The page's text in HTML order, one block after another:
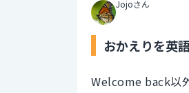
Jojoさん
おかえりを英
Welcome back以